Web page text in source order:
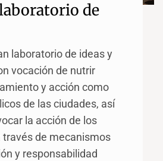
de
laboratorio de ideas y
vocación de nutrir
y acción como
de las ciudades, así
la acción de los
través de mecanismos
y responsabilidad